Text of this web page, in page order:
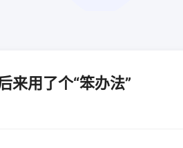
来用了个“笨办法”